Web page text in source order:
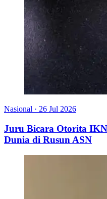
Nasional · 26 Jul 2026
Juru Bicara Otorita
Dunia di Rusun ASN